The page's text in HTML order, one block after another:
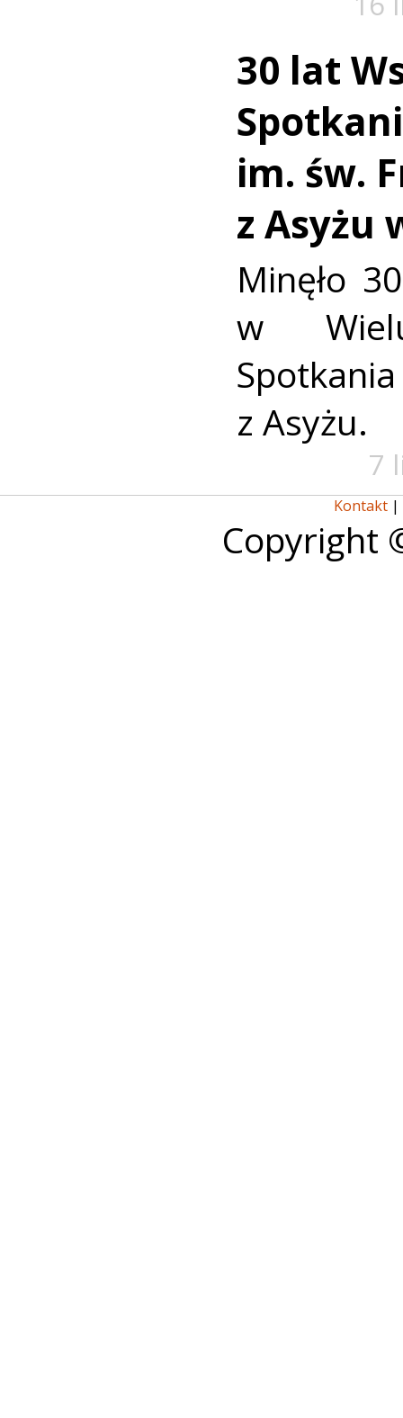
30 lat
im. św.
z Asyżu
Minęło
w
z Asyżu.
7
Kontakt |
Copyright